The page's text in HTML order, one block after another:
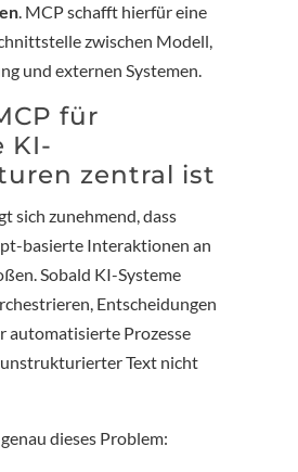
. MCP schafft hierfür eine
zwischen Modell,
und externen Systemen.
für
KI-
zentral ist
sich zunehmend, dass
basierte Interaktionen an
Sobald KI-Systeme
Entscheidungen
automatisierte Prozesse
Text nicht
dieses Problem: